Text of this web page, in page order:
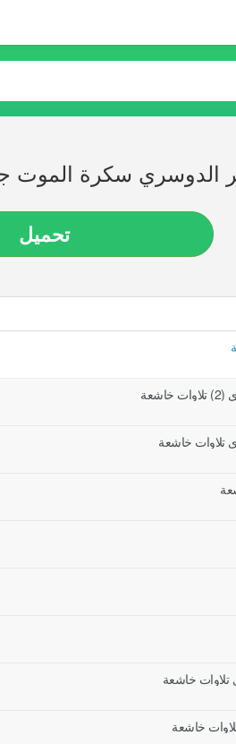
الدوسري سكرة الموت
تحميل
تلاوات خاشعة
تلاوات خاشعة